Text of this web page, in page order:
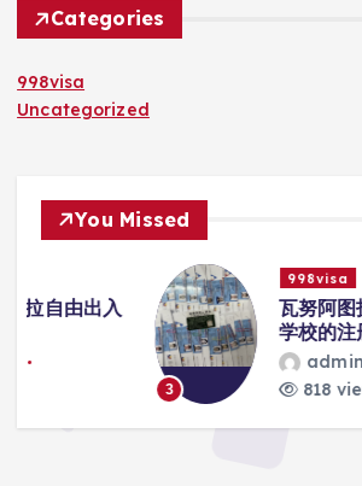
Categories
998visa
Uncategorized
You Missed
998visa
瓦努阿图护照是否能
学校的注册？
admin
20 8 月,
818 views